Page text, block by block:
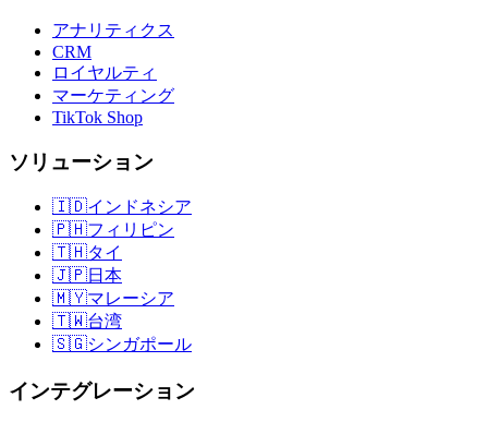
アナリティクス
CRM
ロイヤルティ
マーケティング
TikTok Shop
ソリューション
🇮🇩インドネシア
🇵🇭フィリピン
🇹🇭タイ
🇯🇵日本
🇲🇾マレーシア
🇹🇼台湾
🇸🇬シンガポール
インテグレーション